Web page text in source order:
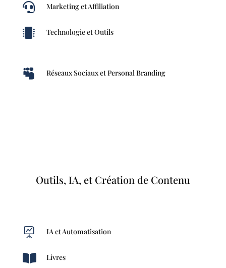
 Marketing et Affiliation
 Technologie et Outils
 Réseaux Sociaux et Personal Branding
Outils, IA, et Création de Contenu
 IA et Automatisation
 Livres